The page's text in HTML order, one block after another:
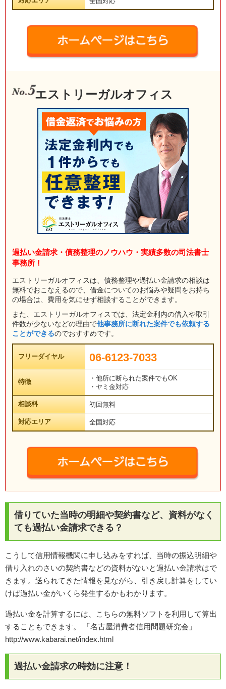
エストリーガルオフィス
過払い金請求・債務整理のノウハウ・実績多数の司法書士
事務所！
エストリーガルオフィスは、債務整理や過払い金請求の相談は
無料でおこなえるので、借金についてのお悩みや疑問をお持ち
の場合は、費用を気にせず相談することができます。
また、エストリーガルオフィスでは、法定金利内の借入や取引
件数が少ないなどの理由で他事務所に断れた案件でも依頼する
ことができるのでおすすめです。
フリーダイヤル 06-6123-7033
特徴
・他所に断られた案件でもOK
・ヤミ金対応
相談料 初回無料
対応エリア 全国対応
借りていた当時の明細や契約書など、資料がなく
ても過払い金請求できる？
こうして信用情報機関に申し込みをすれば、当時の振込明細や
借り入れのさいの契約書などの資料がないと過払い金請求はで
きます。送られてきた情報を見ながら、引き戻し計算をしてい
けば過払い金がいくら発生するかもわかります。
過払い金を計算するには、こちらの無料ソフトを利用して算出
することもできます。 「名古屋消費者信用問題研究会」
http://www.kabarai.net/index.html
過払い金請求の時効に注意！